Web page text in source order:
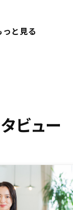
と見る
ビュー